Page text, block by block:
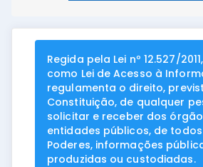
Regida pela Lei nº 12.527/
como Lei de Acesso à
regulamenta o direito,
Constituição, de qualquer
solicitar e receber dos
entidades públicos, de
Poderes, informações
produzidas ou custodiadas.